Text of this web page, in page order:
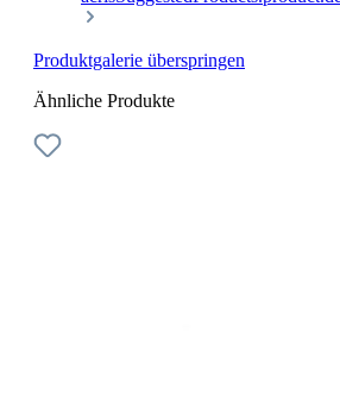
Produktgalerie überspringen
Ähnliche Produkte